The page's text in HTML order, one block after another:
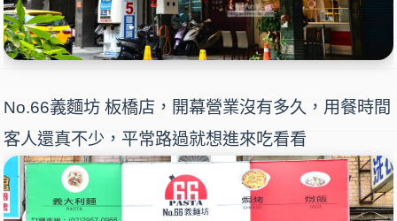
No.66義麵坊 板橋店 ，開幕營業沒有多久，用餐時間
客人還真不少，平常路過就想進來吃看看